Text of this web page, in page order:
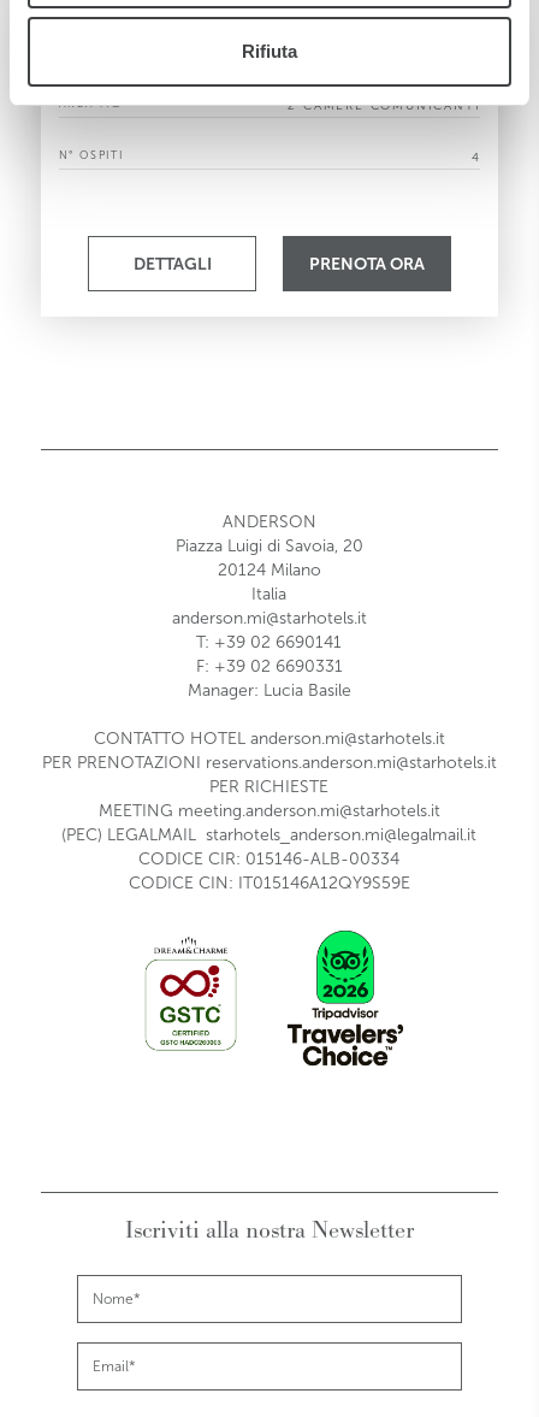
Rifiuta
Family Room
AREA MQ 2 CAMERE COMUNICANTI
N° OSPITI 4
DETTAGLI PRENOTA ORA
ANDERSON
Piazza Luigi di Savoia, 20
20124 Milano
Italia
anderson.mi@starhotels.it
T: +39 02 6690141
F: +39 02 6690331
Manager: Lucia Basile
CONTATTO HOTEL anderson.mi@starhotels.it
PER PRENOTAZIONI reservations.anderson.mi@starhotels.it
PER RICHIESTE
MEETING meeting.anderson.mi@starhotels.it
(PEC) LEGALMAIL starhotels_anderson.mi@legalmail.it
CODICE CIR: 015146-ALB-00334
CODICE CIN: IT015146A12QY9S59E
Iscriviti alla nostra Newsletter